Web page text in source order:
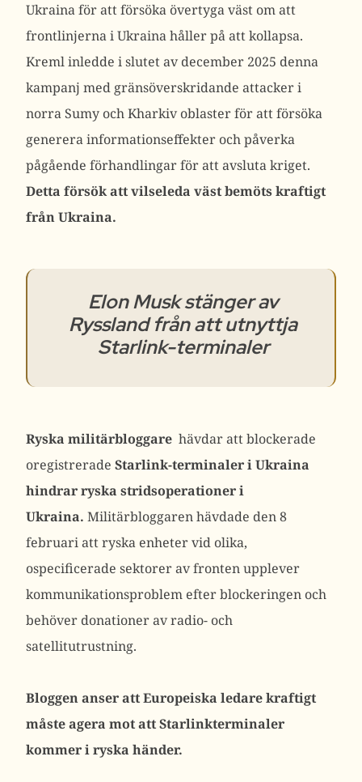
Ukraina för att försöka övertyga väst om att
frontlinjerna i Ukraina håller på att kollapsa.
Kreml inledde i slutet av december 2025 denna
kampanj med gränsöverskridande attacker i
norra Sumy och Kharkiv oblaster för att försöka
generera informationseffekter och påverka
pågående förhandlingar för att avsluta kriget.
Detta försök att vilseleda väst bemöts kraftigt
från Ukraina.
Elon Musk stänger av
Ryssland från att utnyttja
Starlink-terminaler
Ryska militärbloggare hävdaratt blockerade
oregistrerade Starlink-terminaler i Ukraina
hindrar ryska stridsoperationer i
Ukraina. Militärbloggaren hävdade den 8
februari att ryska enheter vid olika,
ospecificerade sektorer av fronten upplever
kommunikationsproblem efter blockeringen och
behöver donationer av radio- och
satellitutrustning.
Bloggen anser att Europeiska ledare kraftigt
måste agera mot att Starlinkterminaler
kommer i ryska händer.